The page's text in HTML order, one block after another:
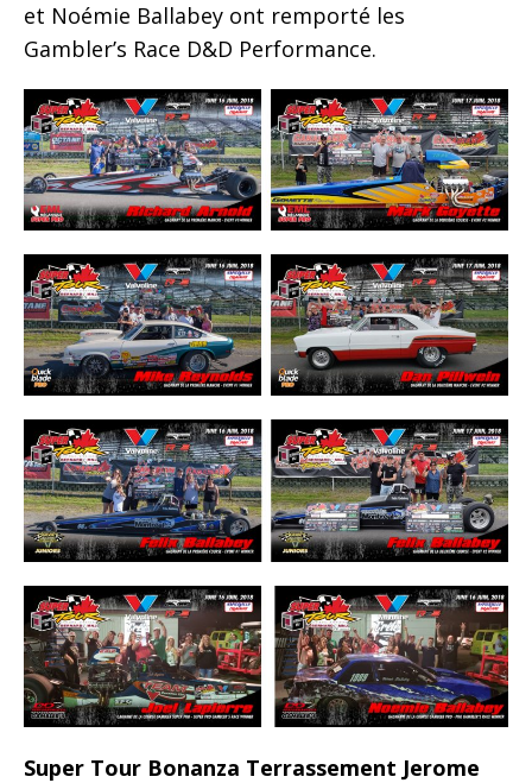
et Noémie Ballabey ont remporté les
Gambler’s Race D&D Performance.
Super Tour Bonanza Terrassement Jerome